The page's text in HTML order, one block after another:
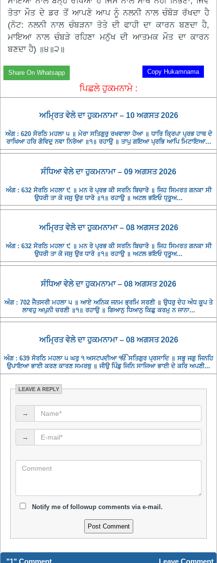
ਤੋਤਾ ਮੌਤ ਦੇ ਡਰ ਤੋਂ ਆਪਣੇ ਆਪ ਨੂੰ ਨਲਨੀ ਨਾਲ ਚੰਬੋੜ ਰੱਖਦਾ ਹੈ
(ਨੋਟ: ਨਲਨੀ ਨਾਲ ਚੰਬੜਨਾ ਤੋਤੇ ਦੀ ਫਾਹੀ ਦਾ ਕਾਰਨ ਬਣਦਾ ਹੈ,
ਮਾਇਆ ਨਾਲ ਚੰਬੜੇ ਰਹਿਣਾ ਮਨੁੱਖ ਦੀ ਆਤਮਕ ਮੌਤ ਦਾ ਕਾਰਨ
ਬਣਦਾ ਹੈ) ॥੪॥੨॥
Copy Hukamnama
Share On Whatsapp
ਪਿਛਲੇ ਹੁਕਮਨਾਮੇ :
ਅਮ੍ਰਿਤ ਵੇਲੇ ਦਾ ਹੁਕਮਨਾਮਾ – 10 ਅਗਸਤ 2026
ਅੰਗ : 620 ਸੋਰਠਿ ਮਹਲਾ ੫ ॥ ਮੇਰਾ ਸਤਿਗੁਰੁ ਰਖਵਾਲਾ ਹੋਆ ॥ ਧਾਰਿ ਕ੍ਰਿਪਾ ਪ੍ਰਭ ਹਾਥ ਦੇ
ਰਾਖਿਆ ਹਰਿ ਗੋਵਿਦੁ ਨਵਾ ਨਿਰੋਆ ॥੧॥ ਰਹਾਉ ॥ ਤਾਪੁ ਗਇਆ ਪ੍ਰਭਿ ਆਪਿ ਮਿਟਾਇਆ...
ਸੰਧਿਆ ਵੇਲੇ ਦਾ ਹੁਕਮਨਾਮਾ – 09 ਅਗਸਤ 2026
ਅੰਗ : 632 ਸੋਰਠਿ ਮਹਲਾ ੯ ॥ ਮਨ ਰੇ ਪ੍ਰਭ ਕੀ ਸਰਨਿ ਬਿਚਾਰੋ ॥ ਜਿਹ ਸਿਮਰਤ ਗਨਕਾ ਸੀ
ਉਧਰੀ ਤਾ ਕੋ ਜਸੁ ਉਰ ਧਾਰੋ ॥੧॥ ਰਹਾਉ ॥ ਅਟਲ ਭਇਓ ਧ੍ਰੂਅ...
ਅਮ੍ਰਿਤ ਵੇਲੇ ਦਾ ਹੁਕਮਨਾਮਾ – 08 ਅਗਸਤ 2026
ਅੰਗ : 632 ਸੋਰਠਿ ਮਹਲਾ ੯ ॥ ਮਨ ਰੇ ਪ੍ਰਭ ਕੀ ਸਰਨਿ ਬਿਚਾਰੋ ॥ ਜਿਹ ਸਿਮਰਤ ਗਨਕਾ ਸੀ
ਉਧਰੀ ਤਾ ਕੋ ਜਸੁ ਉਰ ਧਾਰੋ ॥੧॥ ਰਹਾਉ ॥ ਅਟਲ ਭਇਓ ਧ੍ਰੂਅ...
ਸੰਧਿਆ ਵੇਲੇ ਦਾ ਹੁਕਮਨਾਮਾ – 08 ਅਗਸਤ 2026
ਅੰਗ : 702 ਜੈਤਸਰੀ ਮਹਲਾ ੫ ॥ ਆਏ ਅਨਿਕ ਜਨਮ ਭ੍ਰਮਿ ਸਰਣੀ ॥ ਉਧਰੁ ਦੇਹ ਅੰਧ ਕੂਪ ਤੇ
ਲਾਵਹੁ ਅਪੁਨੀ ਚਰਣੀ ॥੧॥ ਰਹਾਉ ॥ ਗਿਆਨੁ ਧਿਆਨੁ ਕਿਛੁ ਕਰਮੁ ਨ ਜਾਨਾ...
ਅਮ੍ਰਿਤ ਵੇਲੇ ਦਾ ਹੁਕਮਨਾਮਾ – 08 ਅਗਸਤ 2026
ਅੰਗ : 639 ਸੋਰਠਿ ਮਹਲਾ ੫ ਘਰੁ ੧ ਅਸਟਪਦੀਆ ੴ ਸਤਿਗੁਰ ਪ੍ਰਸਾਦਿ ॥ ਸਭੁ ਜਗੁ ਜਿਨਹਿ
ਉਪਾਇਆ ਭਾਈ ਕਰਣ ਕਾਰਣ ਸਮਰਥੁ ॥ ਜੀਉ ਪਿੰਡੁ ਜਿਨਿ ਸਾਜਿਆ ਭਾਈ ਦੇ ਕਰਿ ਅਪਣੀ...
LEAVE A REPLY
→
→
Notify me of followup comments via e-mail.
"1" Comment Leave Comment